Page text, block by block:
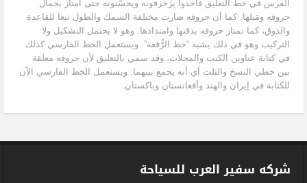
الفرس في خط التعليق فأخذوا يزَخرفونه ويحسّنونه حتى امتاز بجمال
حروفه ومَيلها. كما أن حروفه صارت مختلفة السمك والطول تبعا للقاعدة
والذوق، كما تمتاز حروفه بدقتها وامتدادها. وهو لا يحتمل التشكيل ولا
التركيب وهو في ذلك يشبه “خط الرُّقعة”. ويستعمل الخط الفارسي كذلك
في كتابة عناوين الكتب والمجلات، وقد سمي بالتعليق لأن حروفه معلقة
بين خطي النسخ والثلث أي أنه يجمع بينهما. ويستعمل الخط الفارسي الآن
للكتابة في إيران والهند وأفغانستان وباكستان.
شركه سفير العرب للسياحة